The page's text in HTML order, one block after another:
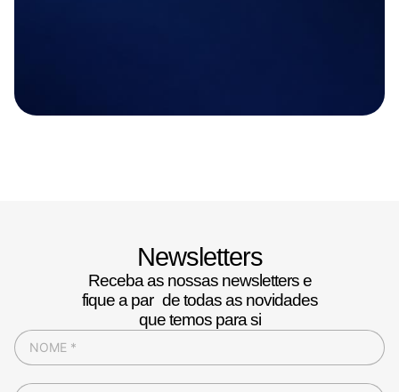
Newsletters
Receba as nossas newsletters e
fique a par de todas as novidades
que temos para si